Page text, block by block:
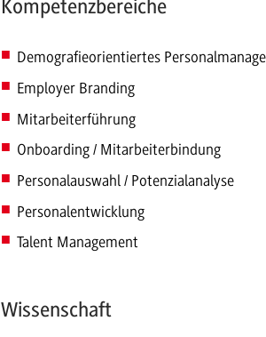
Kompetenzbereiche
Demografieorientiertes
Employer Branding
Mitarbeiterführung
Onboarding / Mitarbeiterbindung
Personalauswahl / Potenzialanalyse
Personalentwicklung
Talent Management
Wissenschaft